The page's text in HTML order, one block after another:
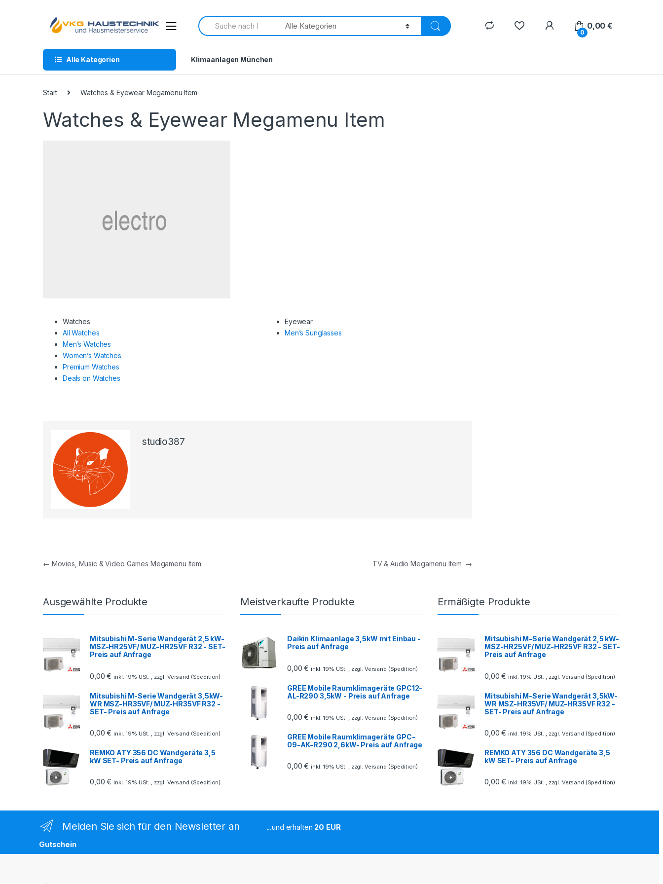
Search
for:
0
0,00€
Alle Kategorien Klimaanlagen München
Start Watches & Eyewear Megamenu Item
Watches & Eyewear Megamenu Item
Watches
All Watches
Men’s Watches
Women’s Watches
Premium Watches
Deals on Watches
Eyewear
Men’s Sunglasses
studio387
Beitragsnavigation
← Movies, Music & Video Games Megamenu Item TV & Audio Megamenu Item →
Ausgewählte Produkte
Mitsubishi M-Serie Wandgerät 2,5 kW-
MSZ-HR25VF/ MUZ-HR25VF R32 - SET-
Preis auf Anfrage
0,00€ inkl. 19% USt. , zzgl. Versand (Spedition)
Mitsubishi M-Serie Wandgerät 3,5kW-
WR MSZ-HR35VF/ MUZ-HR35VF R32 -
SET- Preis auf Anfrage
0,00€ inkl. 19% USt. , zzgl. Versand (Spedition)
REMKO ATY 356 DC Wandgeräte 3,5
kW SET- Preis auf Anfrage
0,00€ inkl. 19% USt. , zzgl. Versand (Spedition)
Meistverkaufte Produkte
Daikin Klimaanlage 3,5kW mit Einbau -
Preis auf Anfrage
0,00€ inkl. 19% USt. , zzgl. Versand (Spedition)
GREE Mobile Raumklimageräte GPC12-
AL-R290 3,5kW - Preis auf Anfrage
0,00€ inkl. 19% USt. , zzgl. Versand (Spedition)
GREE Mobile Raumklimageräte GPC-
09-AK-R290 2,6kW- Preis auf Anfrage
0,00€ inkl. 19% USt. , zzgl. Versand (Spedition)
Ermäßigte Produkte
Mitsubishi M-Serie Wandgerät 2,5 kW-
MSZ-HR25VF/ MUZ-HR25VF R32 - SET-
Preis auf Anfrage
0,00€ inkl. 19% USt. , zzgl. Versand (Spedition)
Mitsubishi M-Serie Wandgerät 3,5kW-
WR MSZ-HR35VF/ MUZ-HR35VF R32 -
SET- Preis auf Anfrage
0,00€ inkl. 19% USt. , zzgl. Versand (Spedition)
REMKO ATY 356 DC Wandgeräte 3,5
kW SET- Preis auf Anfrage
0,00€ inkl. 19% USt. , zzgl. Versand (Spedition)
Melden Sie sich für den Newsletter an ...und erhalten 20 EUR
Gutschein